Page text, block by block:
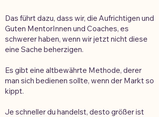
Das führt dazu, dass wir, die Aufrichtigen und
Guten MentorInnen und Coaches, es
schwerer haben, wenn wir jetzt nicht diese
eine Sache beherzigen.
Es gibt eine altbewährte Methode, derer
man sich bedienen sollte, wenn der Markt so
kippt.
Je schneller du handelst, desto größer ist